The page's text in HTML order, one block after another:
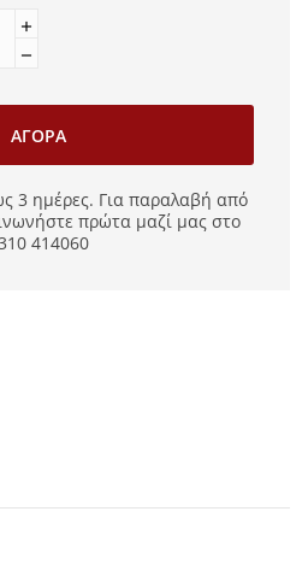
ΑΓΟΡΆ
3 ημέρες. Για παραλαβή από
πρώτα μαζί μας στο
414060